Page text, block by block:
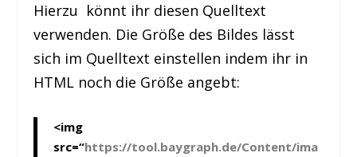
Hierzu könnt ihr diesen Quelltext
verwenden. Die Größe des Bildes lässt
sich im Quelltext einstellen indem ihr in
HTML noch die Größe angebt:
<img
src=“https://tool.baygraph.de/Content/ima